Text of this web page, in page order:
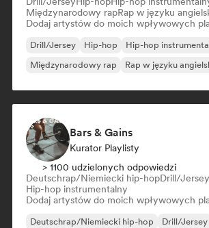
Międzynarodowy rapRap w języku
Dodaj artystów do moich wpływowych
Drill/Jersey Hip-hop
Hip-hop
Międzynarodowy rap
Rap w języku
Bars & Gains
Kurator Playlisty
> 1100 udzielonych odpowiedzi
Deutschrap/Niemiecki hip-hopDrill/Jersey
Hip-hop instrumentalny
Dodaj artystów do moich wpływowych
Deutschrap/Niemiecki hip-hop Drill/Jersey